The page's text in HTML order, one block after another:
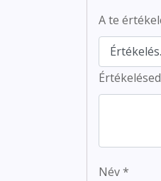
A te
Értékelésed
Név*